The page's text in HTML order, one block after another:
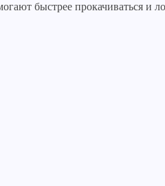
быстрее прокачиваться и